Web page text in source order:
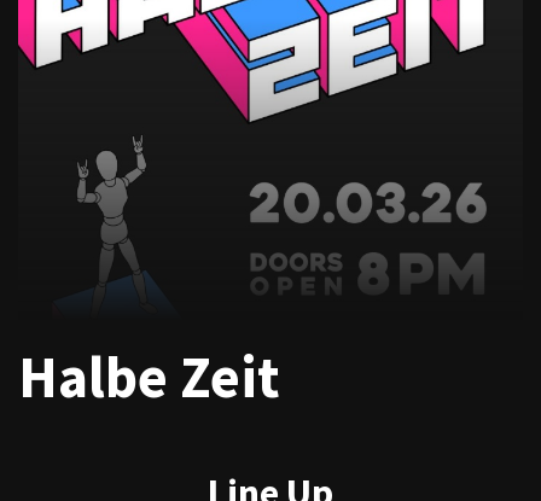
Halbe Zeit